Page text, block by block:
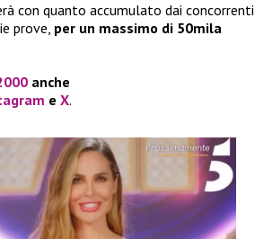
con quanto accumulato dai concorrenti
prove, per un massimo di 50mila
anche
e X.